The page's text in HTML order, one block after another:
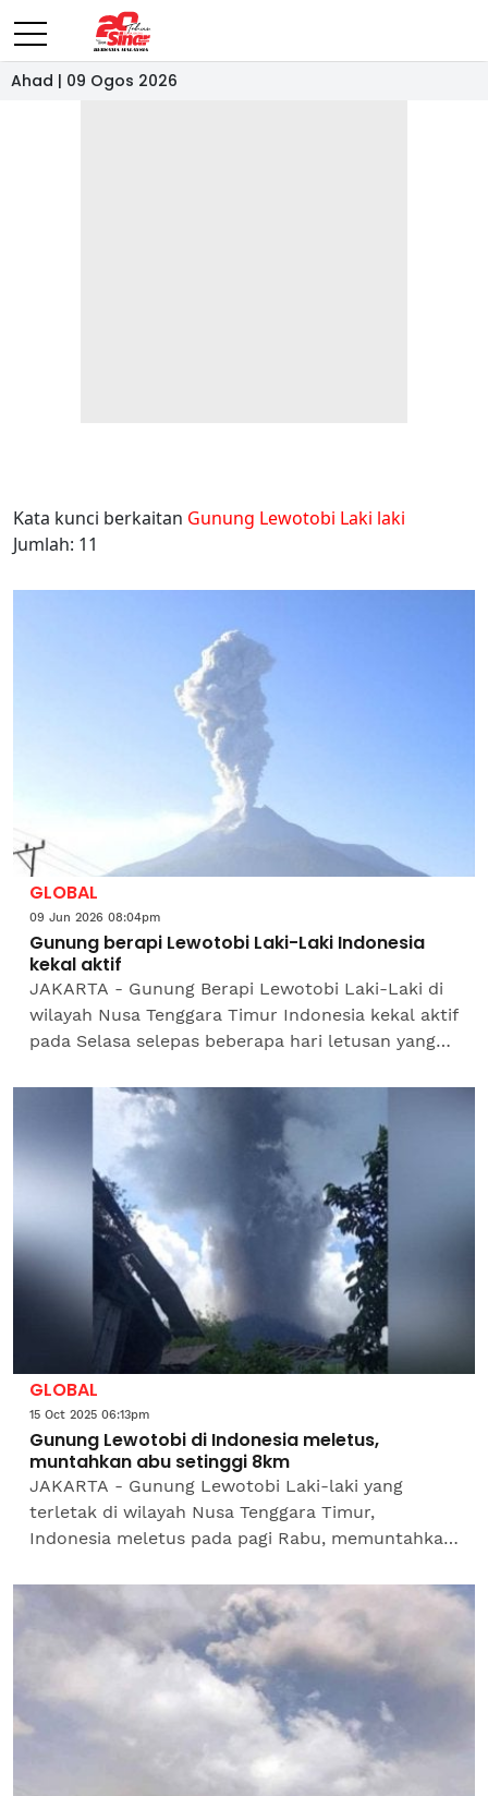
Ahad | 09 Ogos 2026
Kata kunci berkaitan Gunung Lewotobi Laki laki
Jumlah: 11
GLOBAL
09 Jun 2026 08:04pm
Gunung berapi Lewotobi Laki-Laki Indonesia
kekal aktif
JAKARTA - Gunung Berapi Lewotobi Laki-Laki di
wilayah Nusa Tenggara Timur Indonesia kekal aktif
pada Selasa selepas beberapa hari letusan yang
tempatan,...
GLOBAL
15 Oct 2025 06:13pm
Gunung Lewotobi di Indonesia meletus,
muntahkan abu setinggi 8km
JAKARTA - Gunung Lewotobi Laki-laki yang
terletak di wilayah Nusa Tenggara Timur,
Indonesia meletus pada pagi Rabu, memuntahkan
kilometer (km) ke udara,...